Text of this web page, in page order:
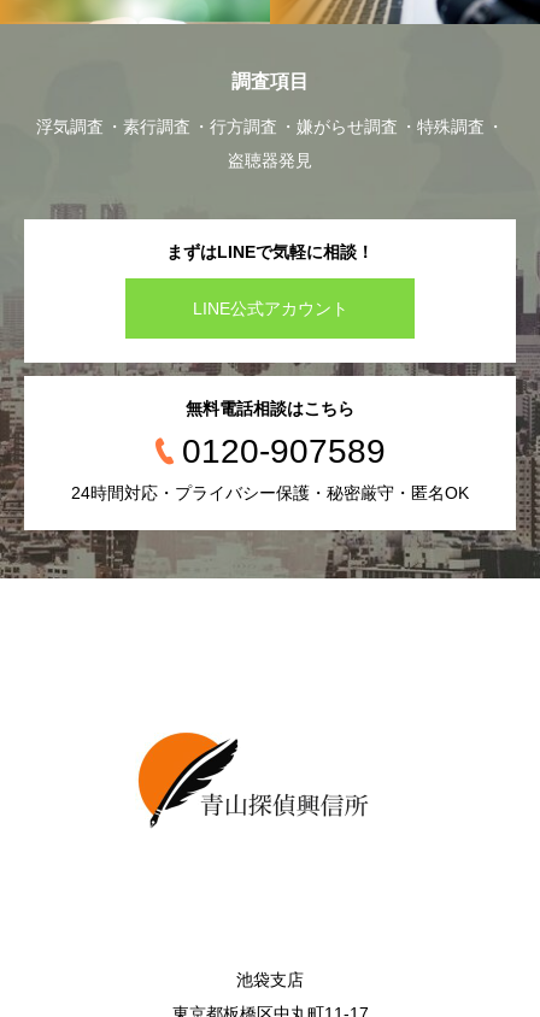
調査項目
浮気調査 素行調査 行方調査 嫌がらせ調査
特殊調査
盗聴器発見
まずはLINEで気軽に相談！
LINE公式アカウント
無料電話相談はこちら
0120-907589
24時間対応・プライバシー保護・秘密厳守・匿名OK
池袋支店